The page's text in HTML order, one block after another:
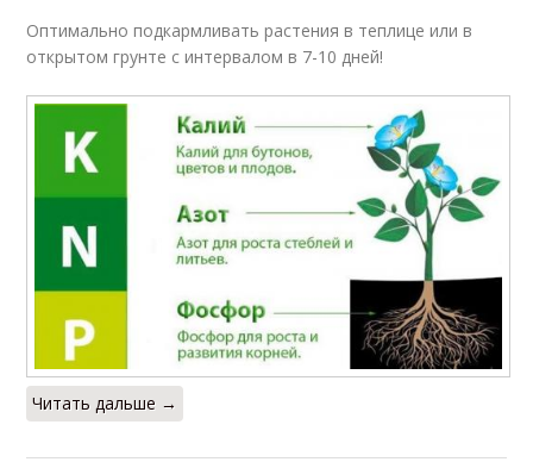
Оптимально подкармливать растения в теплице или в
открытом грунте с интервалом в 7-10 дней!
Читать дальше →